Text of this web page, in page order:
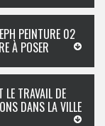
PEINTURE 02
À POSER
TRAVAIL DE
DANS LA VILLE